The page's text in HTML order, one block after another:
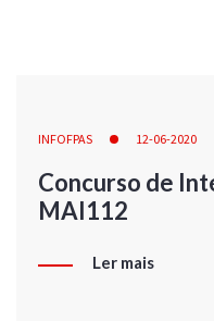
INFOFPAS 12-06-2020
Concurso de
MAI112
Ler mais